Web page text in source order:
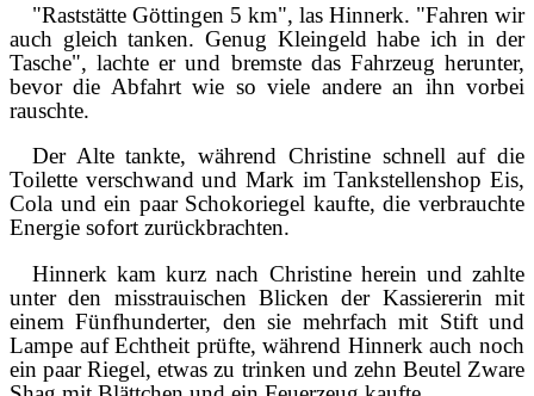
"Raststätte Göttingen 5 km", las Hinnerk. "Fahren wir
auch gleich tanken. Genug Kleingeld habe ich in der
Tasche", lachte er und bremste das Fahrzeug herunter,
bevor die Abfahrt wie so viele andere an ihn vorbei
rauschte.
Der Alte tankte, während Christine schnell auf die
Toilette verschwand und Mark im Tankstellenshop Eis,
Cola und ein paar Schokoriegel kaufte, die verbrauchte
Energie sofort zurückbrachten.
Hinnerk kam kurz nach Christine herein und zahlte
unter den misstrauischen Blicken der Kassiererin mit
einem Fünfhunderter, den sie mehrfach mit Stift und
Lampe auf Echtheit prüfte, während Hinnerk auch noch
ein paar Riegel, etwas zu trinken und zehn Beutel Zware